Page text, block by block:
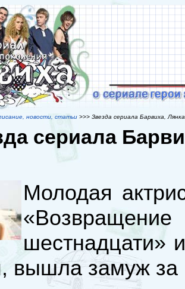
новости, статьи >>> Звезда сериала Барвиха,
сериала
Молодая
шестнадцати»
вышла замуж за